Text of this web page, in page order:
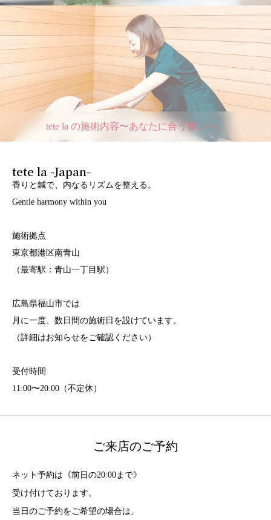
tete la の施術内容〜あなたに合う整いへ。
tete la -Japan-
香りと鍼で、内なるリズムを整える。
Gentle harmony within you
施術拠点
東京都港区南青山
（最寄駅：青山一丁目駅）
広島県福山市では
月に一度、数日間の施術日を設けています。
（詳細はお知らせをご確認ください）
受付時間
11:00〜20:00（不定休）
ご来店のご予約
ネット予約は《前日の20:00まで》
受け付けております。
当日のご予約をご希望の場合は、